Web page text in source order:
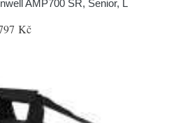
AMP700 SR, Senior, L
Kč